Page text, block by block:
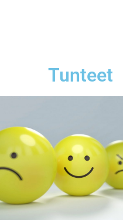
Tunteet